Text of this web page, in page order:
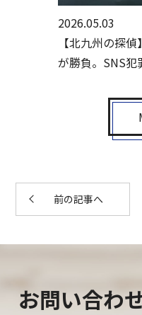
2026.05.03
【北九州の探
が勝負。SNS犯
前の記事へ
お問い合わ